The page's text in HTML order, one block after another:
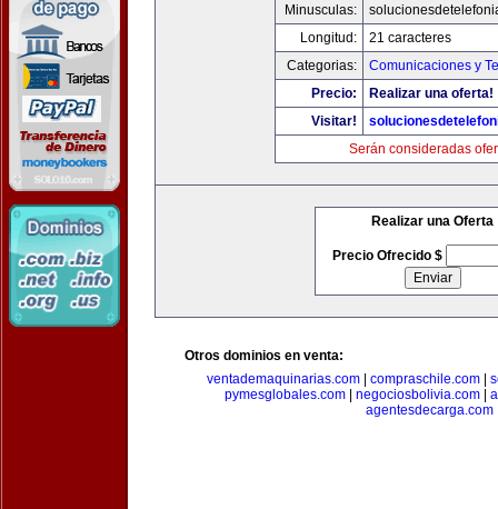
Minusculas:
Longitud:
21 caracteres
Categorias:
Comunicaciones y
Precio:
Realizar una oferta!
Visitar!
Serán consideradas
Realizar una Oferta
Precio Ofrecido $
Otros dominios en venta:
ventademaquinarias.com| compraschile.com|
pymesglobales.com| negociosbolivia.com|
agentesdecarga.com